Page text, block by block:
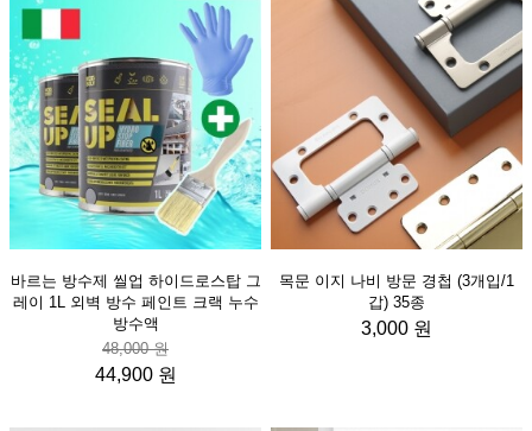
바르는 방수제 씰업 하이드로스탑 그
레이 1L 외벽 방수 페인트 크랙 누수
방수액
48,000 원
44,900 원
목문 이지 나비 방문 경첩 (3개입/1
갑) 35종
3,000 원